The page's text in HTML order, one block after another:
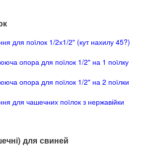
для поїлок 1/2х1/2" (кут нахилу 45?)
опора для поїлок 1/2" на 1 поїлку
опора для поїлок 1/2" на 2 поїлки
для чашечних поїлок з нержавійки
для свиней